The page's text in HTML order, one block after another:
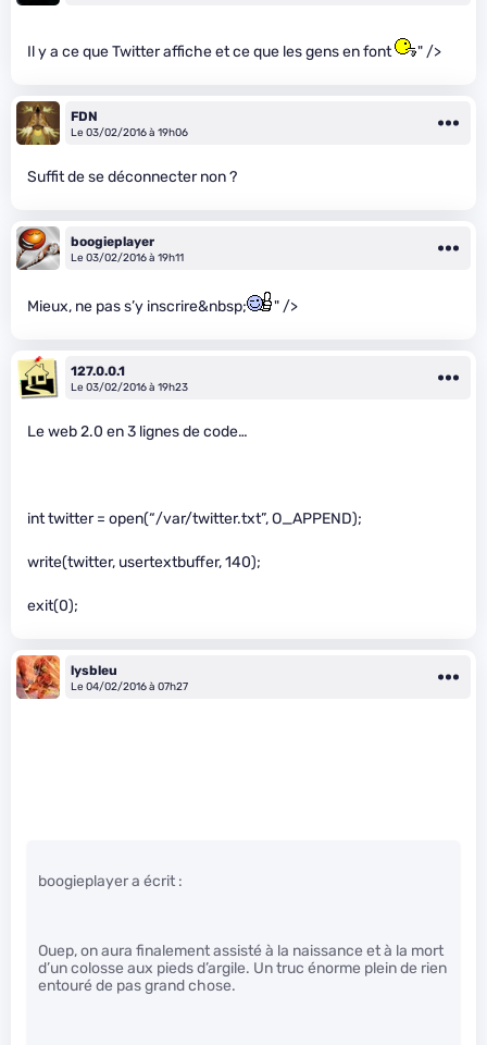
Il y a ce que Twitter affiche et ce que les gens en font " />
FDN
Le 03/02/2016 à 19h06
Suffit de se déconnecter non ?
boogieplayer
Le 03/02/2016 à 19h11
Mieux, ne pas s’y inscrire&nbsp; " />
127.0.0.1
Le 03/02/2016 à 19h23
Le web 2.0 en 3 lignes de code…
int twitter = open(“/var/twitter.txt”, O_APPEND);
write(twitter, usertextbuffer, 140);
exit(0);
lysbleu
Le 04/02/2016 à 07h27
boogieplayer a écrit :
Ouep, on aura finalement assisté à la naissance et à la mort
d’un colosse aux pieds d’argile. Un truc énorme plein de rien
entouré de pas grand chose.